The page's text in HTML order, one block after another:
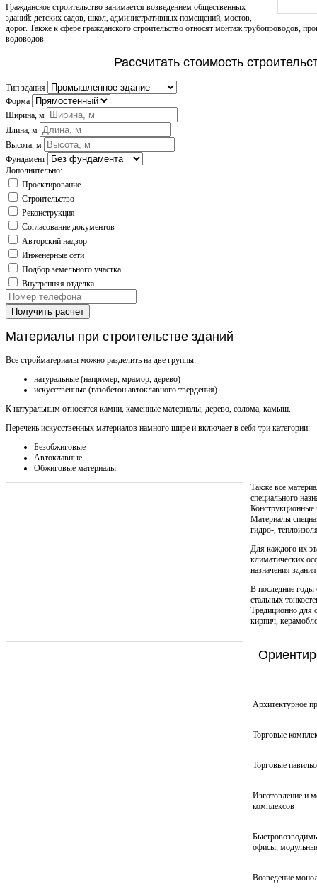
Гражданское строительство занимается возведением общественных
зданий: детских садов, школ, административных помещений, мостов,
дорог. Также к сфере гражданского строительство относят монтаж трубопроводов,
водоводов.
Рассчитать стоимость
Тип здания
Форма
Ширина, м
Длина, м
Высота, м
Фундамент
Дополнительно:
Проектирование
Строительство
Реконструкция
Согласование документов
Авторский надзор
Инженерные сети
Подбор земельного участка
Внутренняя отделка
Получить расчет
Материалы при строительстве зданий
Все стройматериалы можно разделить на две группы:
натуральные (например, мрамор, дерево)
искусственные (газобетон автоклавного твердения).
К натуральным относятся камни, каменные материалы, дерево, солома, камыш.
Перечень искусственных материалов намного шире и включает в себя три категории:
Безобжиговые
Автоклавные
Обжиговые материалы.
Также все
специального
Конструкционные
Материалы
гидро-,
Для каждого их
климатических
назначения
В последние
стальных
Традиционно для
кирпич,
Архитектурное
Торговые
Торговые
Изготовление и
комплексов
офисы,
Возведение